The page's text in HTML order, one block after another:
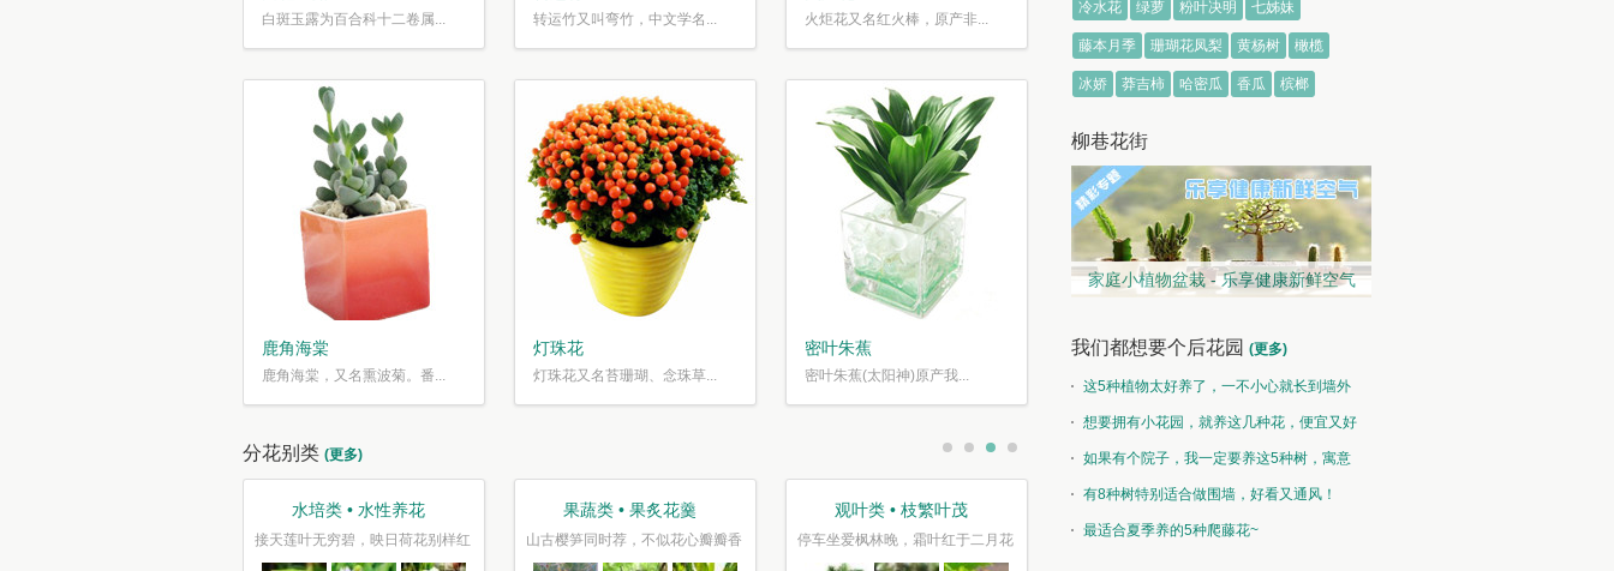
白斑玉露为百合科十二卷属... 转运竹又叫弯竹，中文学名... 火炬花又名红火棒，原产非...
鹿角海棠
鹿角海棠，又名熏波菊。番...
灯珠花
灯珠花又名苔珊瑚、念珠草...
密叶朱蕉
密叶朱蕉(太阳神)原产我...
分花别类 (更多)
水培类 • 水性养花
接天莲叶无穷碧，映日荷花别样红
果蔬类 • 果炙花羹
山古樱笋同时荐，不似花心瓣瓣香
观叶类 • 枝繁叶茂
停车坐爱枫林晚，霜叶红于二月花 水光潋滟花方好,山色空蒙枝亦奇
冷水花 绿萝 粉叶决明 七姊妹
藤本月季 珊瑚花凤梨 黄杨树 橄榄
冰娇 莽吉柿 哈密瓜 香瓜 槟榔
柳巷花街
家庭小植物盆栽 - 乐享健康新鲜空气
我们都想要个后花园 (更多)
这5种植物太好养了，一不小心就长到墙外
了~想要拥有小花园，就养这几种花，便宜又好
养！如果有个院子，我一定要养这5种树，寓意
特别好！
有8种树特别适合做围墙，好看又通风！
最适合夏季养的5种爬藤花~